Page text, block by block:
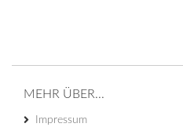
MEHR ÜBER...
Impressum